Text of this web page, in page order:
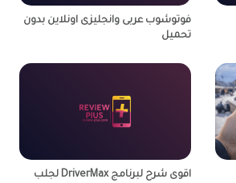
فوتوشوب عربى وانجليزى اونلاين بدون
تحميل
اقوى شرح لبرنامج DriverMax لجلب